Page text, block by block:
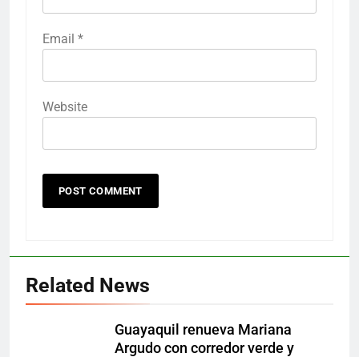
Email *
Website
Related News
Guayaquil renueva Mariana
Argudo con corredor verde y